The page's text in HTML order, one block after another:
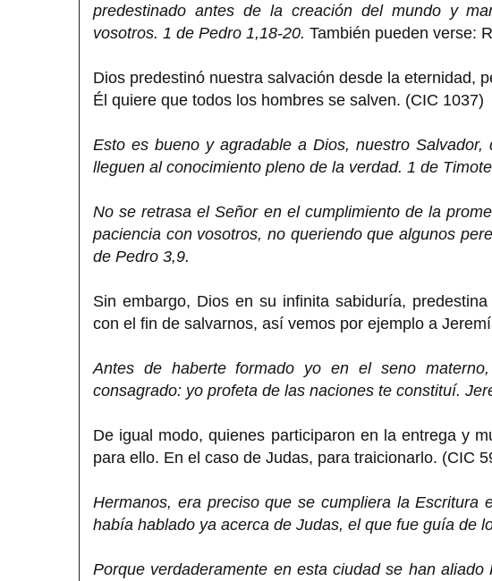
predestinado antes de la creación del mundo y
vosotros. 1 de Pedro 1,18-20. También pueden verse:
Dios predestinó nuestra salvación desde la eternidad,
Él quiere que todos los hombres se salven. (CIC 1037)
Esto es bueno y agradable a Dios, nuestro
lleguen al conocimiento pleno de la verdad. 1 de
No se retrasa el Señor en el cumplimiento de la
paciencia con vosotros, no queriendo que algunos
de Pedro 3,9.
Sin embargo, Dios en su infinita sabiduría,
con el fin de salvarnos, así vemos por ejemplo a
Antes de haberte formado yo en el seno
consagrado: yo profeta de las naciones te constituí.
De igual modo, quienes participaron en la entrega y
para ello. En el caso de Judas, para traicionarlo. (CIC
Hermanos, era preciso que se cumpliera la
había hablado ya acerca de Judas, el que fue guía de
Porque verdaderamente en esta ciudad se han